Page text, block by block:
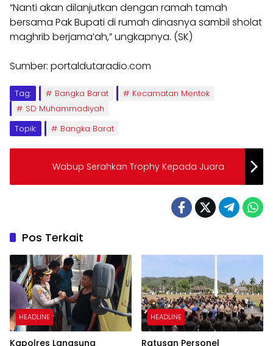
“Nanti akan dilanjutkan dengan ramah tamah
bersama Pak Bupati di rumah dinasnya sambil sholat
maghrib berjama’ah,” ungkapnya. (SK)
Sumber: portaldutaradio.com
Tag: Bangka Barat
Kecamatan Mentok
SD Muhammadiyah
Topik:
Bangka Barat
Wabup Serahkan Trophy Kepada Juara
Pos Terkait
HEADLINE
Kapolres Langsung
HEADLINE
Ratusan Personel